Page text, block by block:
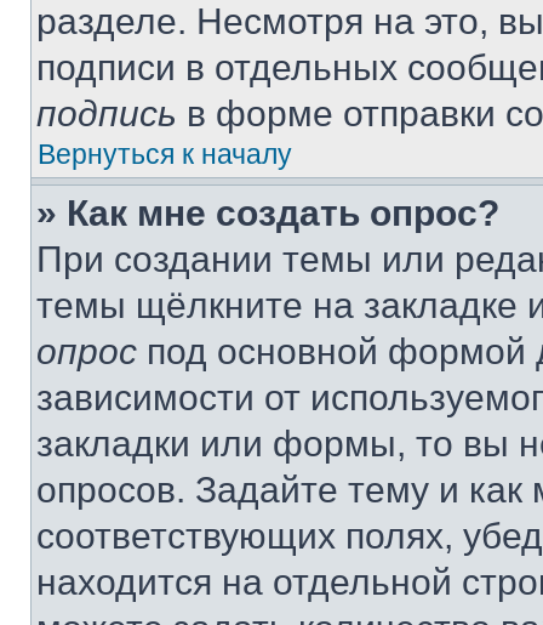
разделе. Несмотря на это,
подписи в отдельных
подпись в форме отправки
Вернуться к началу
» Как мне создать опрос?
При создании темы или
темы щёлкните на
опрос под основной формой
зависимости от
закладки или формы, то вы
опросов. Задайте тему и
соответствующих полях,
находится на отдельной